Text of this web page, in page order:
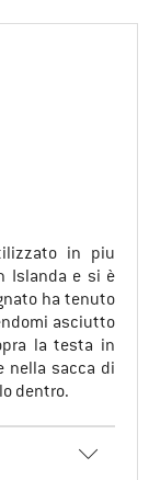
in piu
Islanda e si è
ha tenuto
asciutto
la testa in
nella sacca di
dentro.